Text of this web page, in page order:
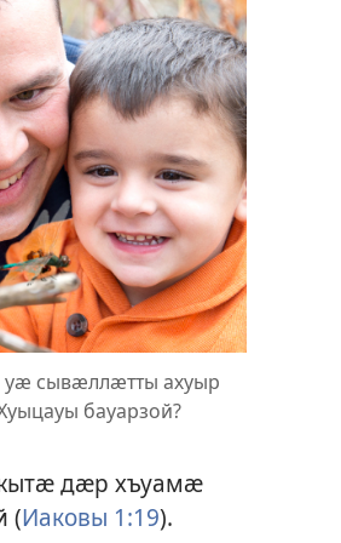
сывӕллӕтты ахуыр
бауарзой?
дӕр хъуамӕ
(Иаковы 1:19).